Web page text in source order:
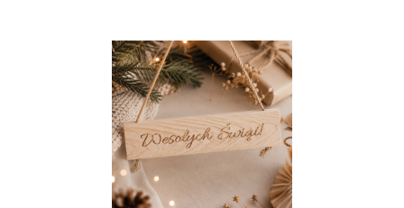
do koszyka